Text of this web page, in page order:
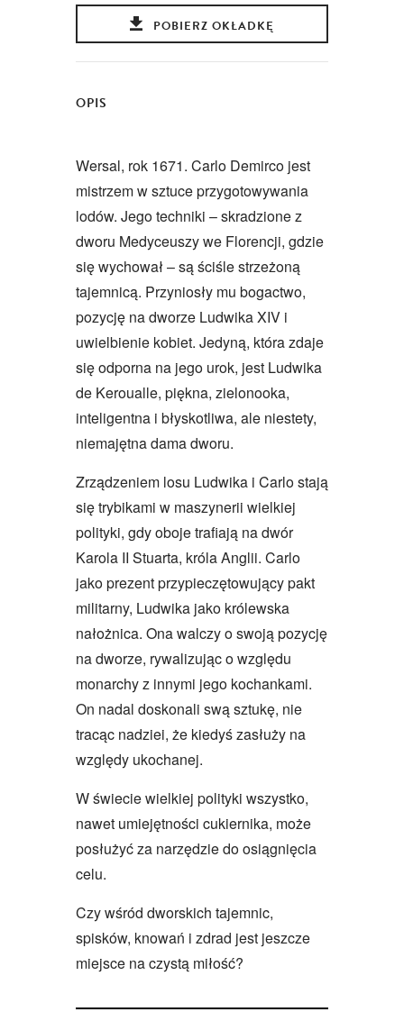
POBIERZ OKŁADKĘ
OPIS
Wersal, rok 1671. Carlo Demirco jest
mistrzem w sztuce przygotowywania
lodów. Jego techniki – skradzione z
dworu Medyceuszy we Florencji, gdzie
się wychował – są ściśle strzeżoną
tajemnicą. Przyniosły mu bogactwo,
pozycję na dworze Ludwika XIV i
uwielbienie kobiet. Jedyną, która zdaje
się odporna na jego urok, jest Ludwika
de Keroualle, piękna, zielonooka,
inteligentna i błyskotliwa, ale niestety,
niemajętna dama dworu.
Zrządzeniem losu Ludwika i Carlo stają
się trybikami w maszynerii wielkiej
polityki, gdy oboje trafiają na dwór
Karola II Stuarta, króla Anglii. Carlo
jako prezent przypieczętowujący pakt
militarny, Ludwika jako królewska
nałożnica. Ona walczy o swoją pozycję
na dworze, rywalizując o względu
monarchy z innymi jego kochankami.
On nadal doskonali swą sztukę, nie
tracąc nadziei, że kiedyś zasłuży na
względy ukochanej.
W świecie wielkiej polityki wszystko,
nawet umiejętności cukiernika, może
posłużyć za narzędzie do osiągnięcia
celu.
Czy wśród dworskich tajemnic,
spisków, knowań i zdrad jest jeszcze
miejsce na czystą miłość?